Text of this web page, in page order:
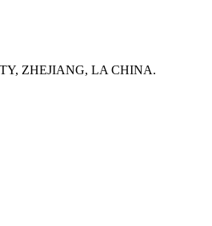
ZHEJIANG, LA CHINA.